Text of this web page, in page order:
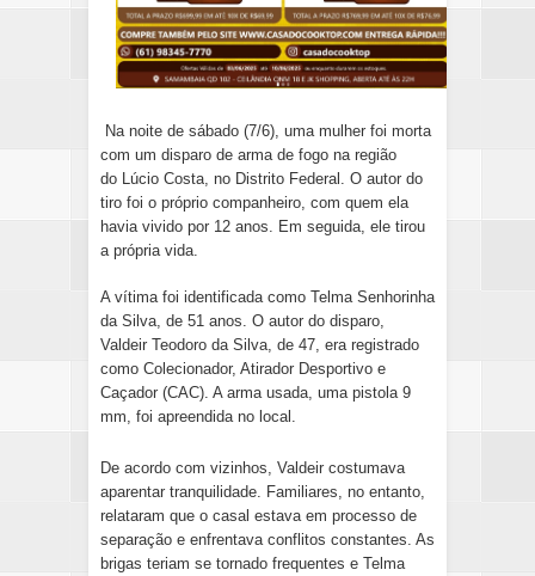
Na noite de sábado (7/6), uma mulher foi morta
com um disparo de arma de fogo na região
do
Lúcio Costa , no Distrito Federal. O autor do
tiro foi o próprio companheiro, com quem ela
havia vivido por 12 anos. Em seguida, ele tirou
a própria vida.
A vítima foi identificada como Telma Senhorinha
da Silva, de 51 anos. O autor do disparo,
Valdeir Teodoro da Silva, de 47, era registrado
como Colecionador, Atirador Desportivo e
Caçador (CAC). A arma usada, uma pistola 9
mm, foi apreendida no local.
De acordo com vizinhos, Valdeir costumava
aparentar tranquilidade. Familiares, no entanto,
relataram que o casal estava em processo de
separação e enfrentava conflitos constantes. As
brigas teriam se tornado frequentes e Telma